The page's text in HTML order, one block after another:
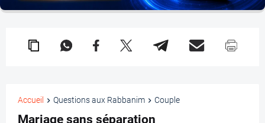
Accueil Questions aux Rabbanim Couple
Mariage sans séparation